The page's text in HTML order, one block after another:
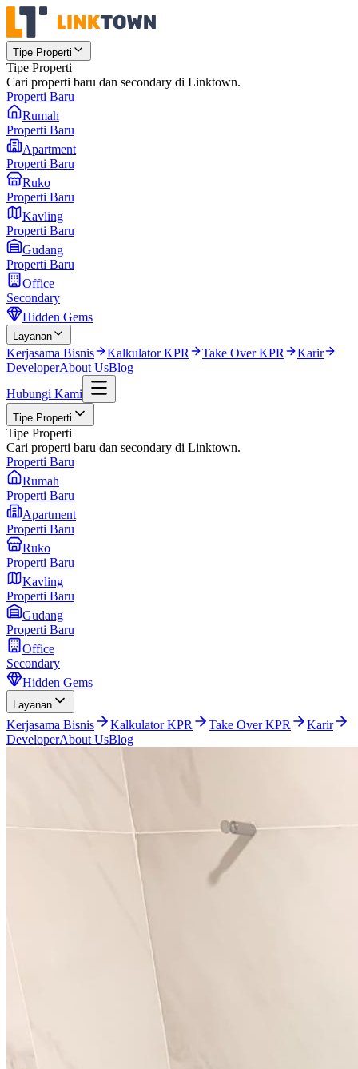
Tipe Properti
Tipe Properti
Cari properti baru dan secondary di Linktown.
Properti Baru
Rumah
Properti Baru
Apartment
Properti Baru
Ruko
Properti Baru
Kavling
Properti Baru
Gudang
Properti Baru
Office
Secondary
Hidden Gems
Layanan
Kerjasama Bisnis Kalkulator KPR Take Over KPR
Karir
DeveloperAbout UsBlog
Hubungi Kami
Tipe Properti
Tipe Properti
Cari properti baru dan secondary di Linktown.
Properti Baru
Rumah
Properti Baru
Apartment
Properti Baru
Ruko
Properti Baru
Kavling
Properti Baru
Gudang
Properti Baru
Office
Secondary
Hidden Gems
Layanan
Kerjasama Bisnis Kalkulator KPR Take Over KPR
Karir
DeveloperAbout UsBlog